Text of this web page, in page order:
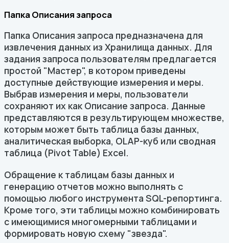
Папка Описания запроса
Папка Описания запроса предназначена для
извлечения данных из Хранилища данных. Для
задания запроса пользователям предлагается
простой "Мастер", в котором приведены
доступные действующие измерения и меры.
Выбрав измерения и меры, пользователи
сохраняют их как Описание запроса. Данные
представляются в результирующем множестве,
которым может быть таблица базы данных,
аналитическая выборка, OLAP-куб или сводная
таблица (Pivot Table) Excel.
Обращение к таблицам базы данных и
генерацию отчетов можно выполнять с
помощью любого инструмента SQL-репортинга.
Кроме того, эти таблицы можно комбинировать
с имеющимися многомерными таблицами и
формировать новую схему "звезда".